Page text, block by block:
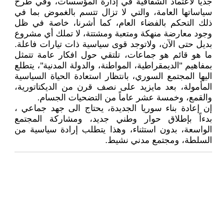
سياساتها العامة، والتي لا تزال تتسم بالغموض بما في
ذلك التحكم بالفضاء العام، كما أشرنا، خاصة في ظل
وجود معارضة منهكة ومتعبة ومشتتة، لا تملك أي مشروع
بديل حتى الآن، ولاتوجد قوى سياسية ذات تيارات فاعلة.
ما هو قائم هو جماعات، تلتقي حول افكار عامة تتمثل
بمفاهيم "الديمقراطية، المواطنة، والدولة المدنية"، يتطلع
اليها المجتمع السوري، بانتظار استعادة الحياة السياسية
المأمولة، بعد مايزيد على نصف قرن من الديكتاتورية،
والقمع، وخمسة عشر عاماً من التضحيات الجسام.
إن إعادة بناء سوريا الجديدة، يحتاج الى جهد جماعي ،
بدءاً بإطلاق حوار وطني جديد، ومشاركة المجتمع
الواسعة، بدون استثناء، وهذا يتطلب إرادة سياسية من
السلطة، ومجتمع مدني نشيط.